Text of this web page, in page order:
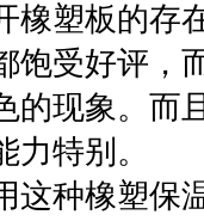
橡塑板的存
饱受好评，
的现象。而
力特别。
这种橡塑保